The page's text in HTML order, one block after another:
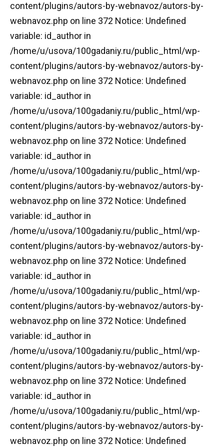
content/plugins/autors-by-webnavoz/autors-by-
webnavoz.php on line 372 Notice: Undefined
variable: id_author in
/home/u/usova/100gadaniy.ru/public_html/wp-
content/plugins/autors-by-webnavoz/autors-by-
webnavoz.php on line 372 Notice: Undefined
variable: id_author in
/home/u/usova/100gadaniy.ru/public_html/wp-
content/plugins/autors-by-webnavoz/autors-by-
webnavoz.php on line 372 Notice: Undefined
variable: id_author in
/home/u/usova/100gadaniy.ru/public_html/wp-
content/plugins/autors-by-webnavoz/autors-by-
webnavoz.php on line 372 Notice: Undefined
variable: id_author in
/home/u/usova/100gadaniy.ru/public_html/wp-
content/plugins/autors-by-webnavoz/autors-by-
webnavoz.php on line 372 Notice: Undefined
variable: id_author in
/home/u/usova/100gadaniy.ru/public_html/wp-
content/plugins/autors-by-webnavoz/autors-by-
webnavoz.php on line 372 Notice: Undefined
variable: id_author in
/home/u/usova/100gadaniy.ru/public_html/wp-
content/plugins/autors-by-webnavoz/autors-by-
webnavoz.php on line 372 Notice: Undefined
variable: id_author in
/home/u/usova/100gadaniy.ru/public_html/wp-
content/plugins/autors-by-webnavoz/autors-by-
webnavoz.php on line 372 Notice: Undefined